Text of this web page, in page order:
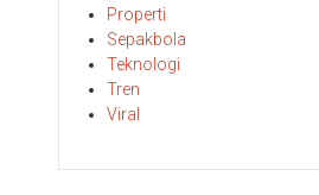
Properti
Sepakbola
Teknologi
Tren
Viral